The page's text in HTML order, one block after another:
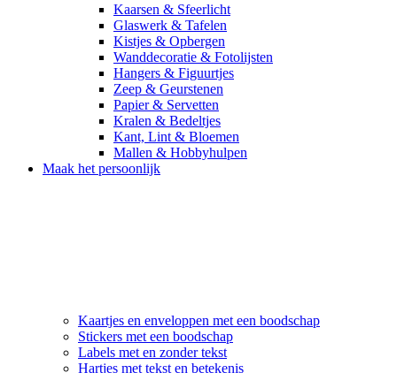
Kaarsen & Sfeerlicht
Glaswerk & Tafelen
Kistjes & Opbergen
Wanddecoratie & Fotolijsten
Hangers & Figuurtjes
Zeep & Geurstenen
Papier & Servetten
Kralen & Bedeltjes
Kant, Lint & Bloemen
Mallen & Hobbyhulpen
Maak het persoonlijk
Kaartjes en enveloppen met een boodschap
Stickers met een boodschap
Labels met en zonder tekst
Hartjes met tekst en betekenis